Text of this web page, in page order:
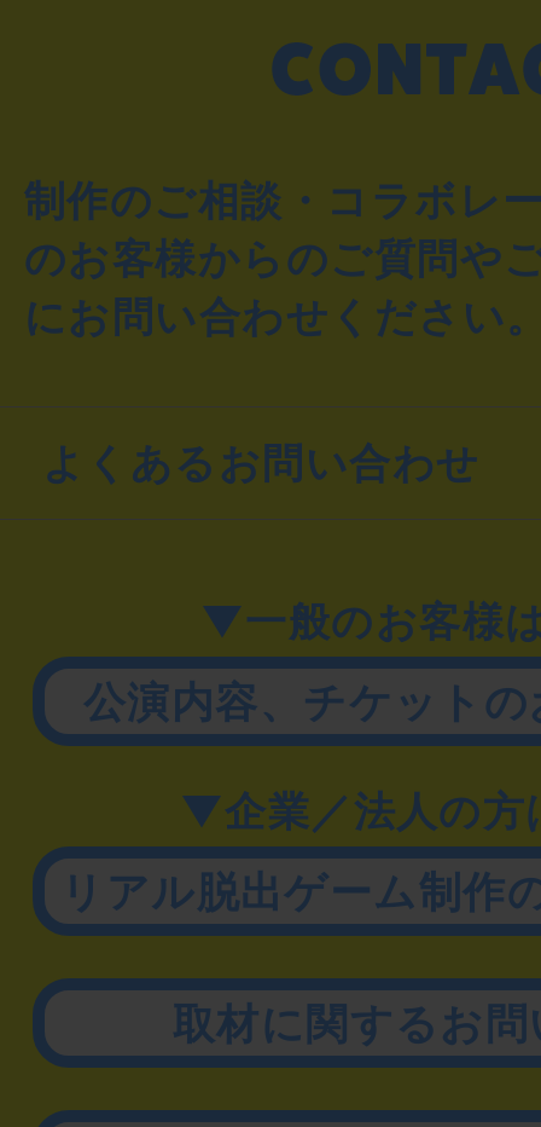
制作のご相談・コラボレ
のお客様からのご質問や
にお問い合わせください
よくあるお問い合わせ
▼一般のお客様
公演内容、チケット
▼企業／法人の方
リアル脱出ゲーム制作
取材に関するお